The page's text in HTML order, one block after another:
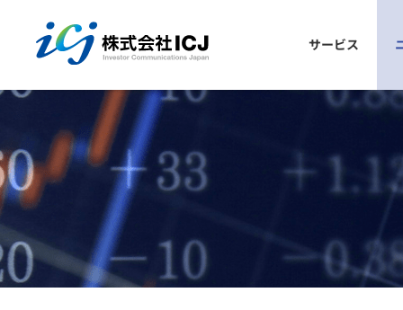
サービス
議決権電子行使プラットフォーム
プラットフォームとは？
参加メリット
安全性
参加発行会社の声
よくあるご質問
ごあいさつ